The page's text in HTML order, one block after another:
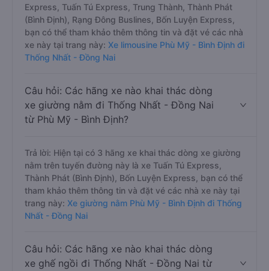
Express, Tuấn Tú Express, Trung Thành, Thành Phát
(Bình Định), Rạng Đông Buslines, Bốn Luyện Express,
bạn có thể tham khảo thêm thông tin và đặt vé các nhà
xe này tại trang này: Xe limousine Phù Mỹ - Bình Định đi
Thống Nhất - Đồng Nai
Câu hỏi: Các hãng xe nào khai thác dòng
xe giường nằm đi Thống Nhất - Đồng Nai
từ Phù Mỹ - Bình Định?
Trả lời: Hiện tại có 3 hãng xe khai thác dòng xe giường
nằm trên tuyến đường này là xe Tuấn Tú Express,
Thành Phát (Bình Định), Bốn Luyện Express, bạn có thể
tham khảo thêm thông tin và đặt vé các nhà xe này tại
trang này: Xe giường nằm Phù Mỹ - Bình Định đi Thống
Nhất - Đồng Nai
Câu hỏi: Các hãng xe nào khai thác dòng
xe ghế ngồi đi Thống Nhất - Đồng Nai từ